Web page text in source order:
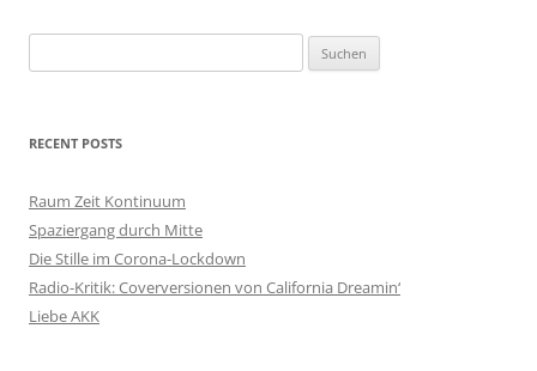
u
h
n
n
a
c
h
RECENT POSTS
Raum Zeit Kontinuum
Spaziergang durch Mitte
Die Stille im Corona-Lockdown
Radio-Kritik: Coverversionen von California Dreamin‘
Liebe AKK